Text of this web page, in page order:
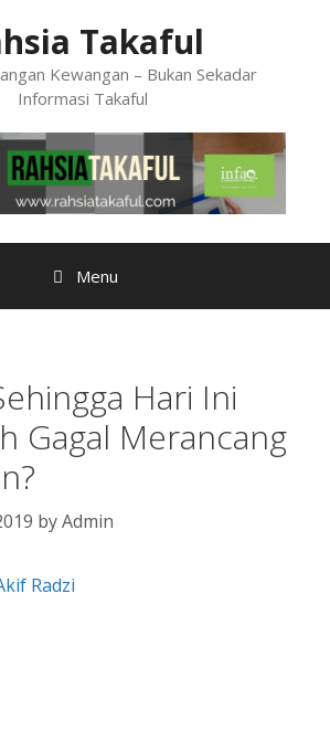
Takaful
Kewangan – Bukan Sekadar
Informasi Takaful
Menu
Hari Ini
Gagal Merancang
byAdmin
Radzi